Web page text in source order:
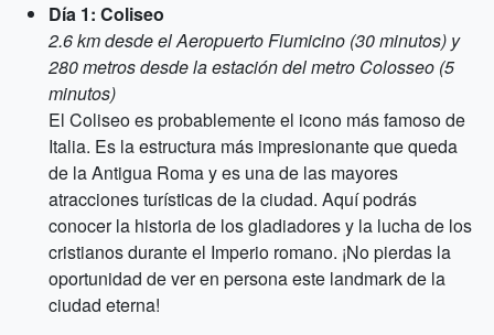
Día 1: Coliseo
2.6 km desde el Aeropuerto Fiumicino (30 minutos) y
280 metros desde la estación del metro Colosseo (5
minutos)
El Coliseo es probablemente el icono más famoso de
Italia. Es la estructura más impresionante que queda
de la Antigua Roma y es una de las mayores
atracciones turísticas de la ciudad. Aquí podrás
conocer la historia de los gladiadores y la lucha de los
cristianos durante el Imperio romano. ¡No pierdas la
oportunidad de ver en persona este landmark de la
ciudad eterna!